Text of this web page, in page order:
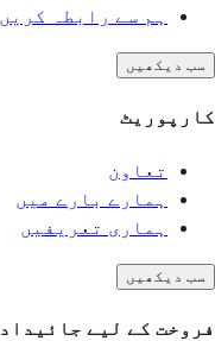
ہم سے رابطہ کریں
سب دیکھیں
کارپوریٹ
تعاون
ہمارے بارے میں
ہماری تعریفیں
سب دیکھیں
فروخت کے لیے جائیداد